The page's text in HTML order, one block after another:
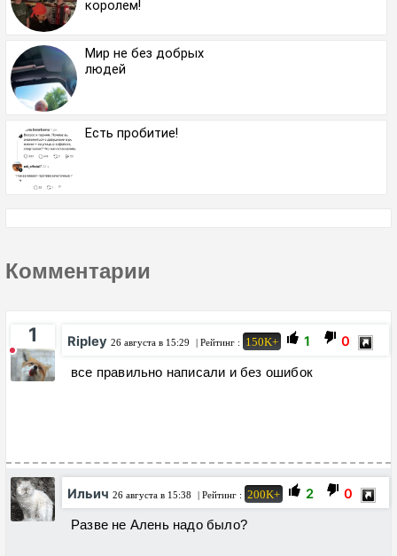
королем!
Мир не без добрых
людей
Есть пробитие!
Комментарии
1 Ripley 26 августа в 15:29 | Рейтинг : 150K+ 1 0
все правильно написали и без ошибок
Ильич 26 августа в 15:38 | Рейтинг : 200K+ 2 0
Разве не Алень надо было?